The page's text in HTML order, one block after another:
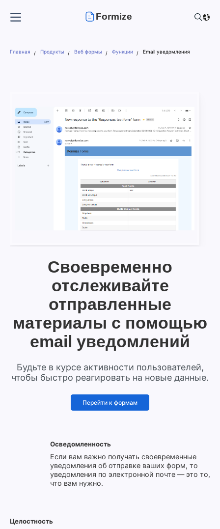
Formize
Главная Продукты Веб формы Функции Email уведомления
Своевременно
отслеживайте
отправленные
материалы с помощью
email уведомлений
Будьте в курсе активности пользователей,
чтобы быстро реагировать на новые данные.
Перейти к формам
Осведомленность
Если вам важно получать своевременные
уведомления об отправке ваших форм, то
уведомления по электронной почте — это то,
что вам нужно.
Целостность